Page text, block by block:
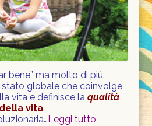
bene” ma molto di più.
stato globale che coinvolge
vita e definisce la qualità
della vita.
Leggi tutto